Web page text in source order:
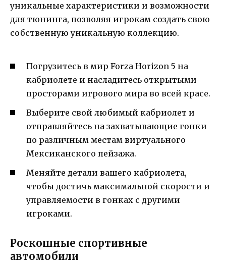
уникальные характеристики и возможности
для тюнинга, позволяя игрокам создать свою
собственную уникальную коллекцию.
Погрузитесь в мир Forza Horizon 5 на
кабриолете и насладитесь открытыми
просторами игрового мира во всей красе.
Выберите свой любимый кабриолет и
отправляйтесь на захватывающие гонки
по различным местам виртуального
Мексиканского пейзажа.
Меняйте детали вашего кабриолета,
чтобы достичь максимальной скорости и
управляемости в гонках с другими
игроками.
Роскошные спортивные
автомобили